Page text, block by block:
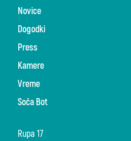
Rupa 17
Novice
Dogodki
Press
Kamere
Vreme
Soča Bot